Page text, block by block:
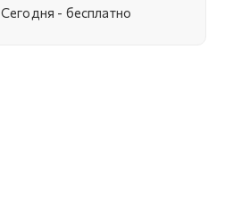
Cегодня - бесплатно